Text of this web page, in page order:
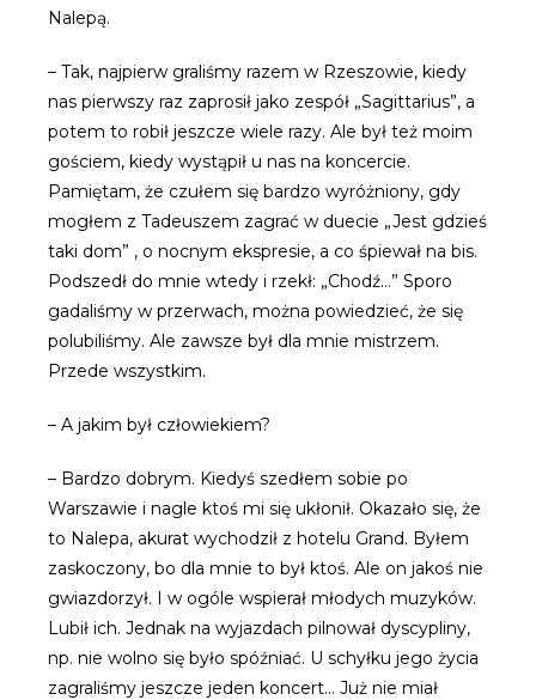
Nalepą.
– Tak, najpierw graliśmy razem w Rzeszowie, kiedy
nas pierwszy raz zaprosił jako zespół „Sagittarius”, a
potem to robił jeszcze wiele razy. Ale był też moim
gościem, kiedy wystąpił u nas na koncercie.
Pamiętam, że czułem się bardzo wyróżniony, gdy
mogłem z Tadeuszem zagrać w duecie „Jest gdzieś
taki dom” , o nocnym ekspresie, a co śpiewał na bis.
Podszedł do mnie wtedy i rzekł: „Chodź…” Sporo
gadaliśmy w przerwach, można powiedzieć, że się
polubiliśmy. Ale zawsze był dla mnie mistrzem.
Przede wszystkim.
– A jakim był człowiekiem?
– Bardzo dobrym. Kiedyś szedłem sobie po
Warszawie i nagle ktoś mi się ukłonił. Okazało się, że
to Nalepa, akurat wychodził z hotelu Grand. Byłem
zaskoczony, bo dla mnie to był ktoś. Ale on jakoś nie
gwiazdorzył. I w ogóle wspierał młodych muzyków.
Lubił ich. Jednak na wyjazdach pilnował dyscypliny,
np. nie wolno się było spóźniać. U schyłku jego życia
zagraliśmy jeszcze jeden koncert… Już nie miał